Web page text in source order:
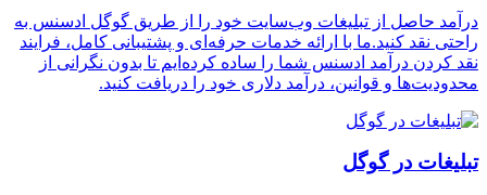
درآمد حاصل از تبلیغات وب‌سایت خود را از طریق گوگل ادسنس به
راحتی نقد کنید.ما با ارائه خدمات حرفه‌ای و پشتیبانی کامل، فرایند
نقد کردن درآمد ادسنس شما را ساده کرده‌ایم تا بدون نگرانی از
محدودیت‌ها و قوانین، درآمد دلاری خود را دریافت کنید.
تبلیغات در گوگل